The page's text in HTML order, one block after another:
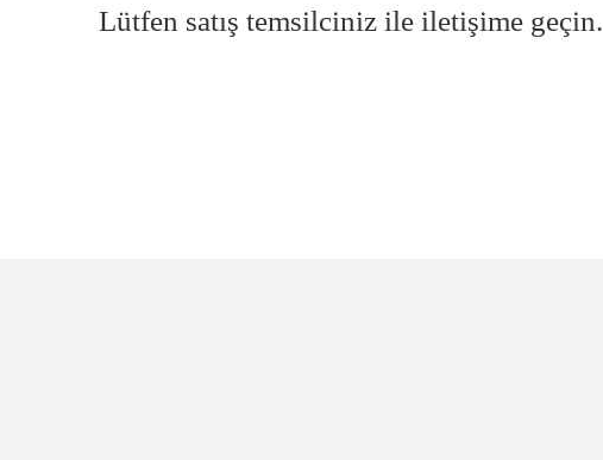
Lütfen satış temsilciniz ile iletişime geçin.